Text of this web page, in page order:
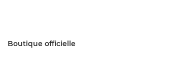
Boutique officielle